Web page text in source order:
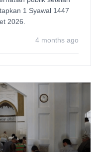
1 Syawal 1447
2026.
4 months ago